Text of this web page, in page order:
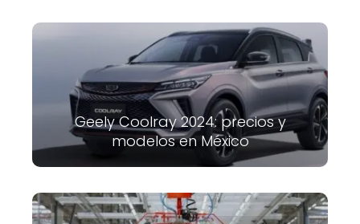
Geely Coolray 2024: precios y
modelos en México